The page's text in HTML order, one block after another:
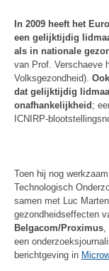
In 2009 heeft het
een gelijktijdig
als in nationale
van Prof. Verschaeve
Volksgezondheid).
dat gelijktijdig
onafhankelijkheid ;
ICNIRP-
Toen hij nog
Technologisch
samen met Luc
gezondheidseffecten
Belgacom/Proximus
een
berichtgeving in